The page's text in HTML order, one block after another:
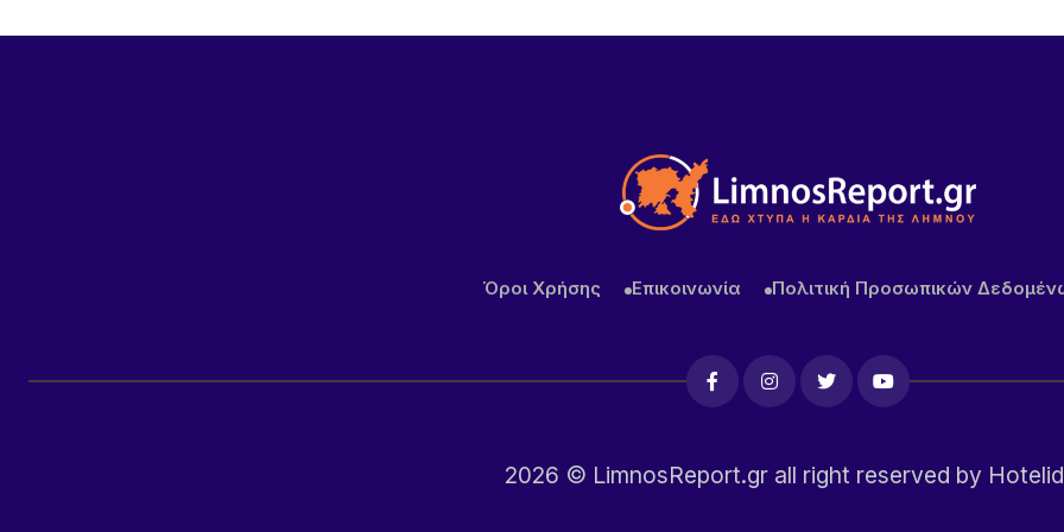
Όροι Χρήσης Επικοινωνία Πολιτική Προσωπικών
2026 © LimnosReport.gr all right reserved by